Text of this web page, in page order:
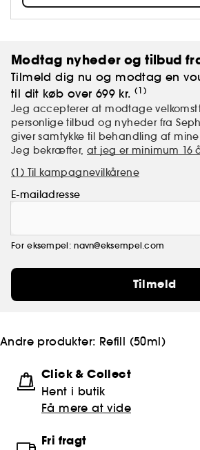
Modtag nyheder og tilbud
Tilmeld dig nu og modtag en
til dit køb over 699 kr. (1)
Jeg accepterer at modtage
personlige tilbud og nyheder fra
giver samtykke til behandling af mine
Jeg bekræfter,at jeg er minimum 16
(1) Til kampagnevilkårene
E-mailadresse
For eksempel: navn@eksempel.com
Tilmeld
Andre produkter: Refill (50ml)
Click & Collect
Hent i butik
Få mere at vide
Fri fragt